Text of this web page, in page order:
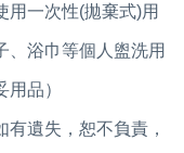
用一次性(拋棄式)用
、浴巾等個人盥洗用
品）
有遺失，恕不負責，